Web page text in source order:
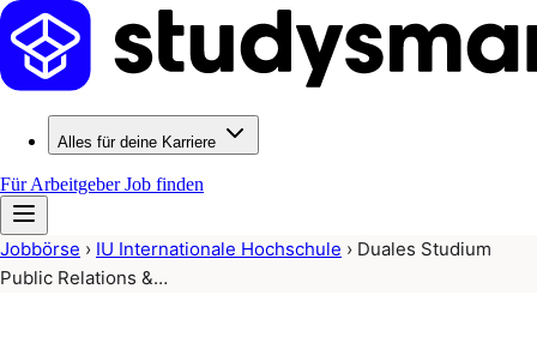
Alles für deine Karriere
Für ArbeitgeberJob finden
Jobbörse › IU Internationale Hochschule › Duales Studium
Public Relations &…